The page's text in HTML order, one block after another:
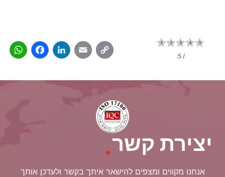
/ 5.
Copy
Link
Email
LinkedIn
יצירת קשר.
אנחנו מקווים ומצפים להישאר איתך בקשר ולעדכן אותך